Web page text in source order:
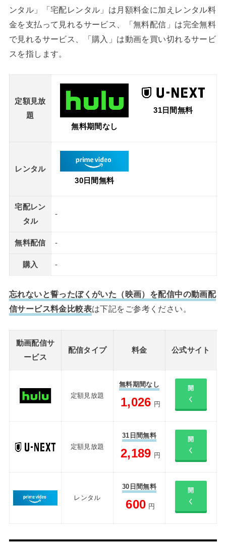
ンタル」「宅配レンタル」は月額料金に加えレンタル料
金を支払って見れるサービス、「無料配信」は完全無料
で見れるサービス、「購入」は動画を買い切れるサービ
スを指します。
定額見放
題
無料期間なし
31日間無料
レンタル
30日間無料
宅配レン
タル
-
無料配信 -
購入 -
忘れないと誓ったぼくがいた（映画）を配信中の動画配
信サービス料金比較表は下記をご参考ください。
動画配信サ
ービス
配信タイプ 料金 公式サイト
定額見放題
無料期間なし
1,026 円
開
く
定額見放題
31日間無料
2,189 円
開
く
レンタル
30日間無料
600 円
開
く